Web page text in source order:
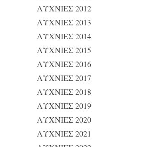
ΛΥΧΝΙΕΣ 2012
ΛΥΧΝΙΕΣ 2013
ΛΥΧΝΙΕΣ 2014
ΛΥΧΝΙΕΣ 2015
ΛΥΧΝΙΕΣ 2016
ΛΥΧΝΙΕΣ 2017
ΛΥΧΝΙΕΣ 2018
ΛΥΧΝΙΕΣ 2019
ΛΥΧΝΙΕΣ 2020
ΛΥΧΝΙΕΣ 2021